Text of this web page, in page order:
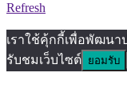
Refresh
เราใช้คุ้กกี้เพื่อพัฒน
รับชมเว็บไซต์ ยอมรับ